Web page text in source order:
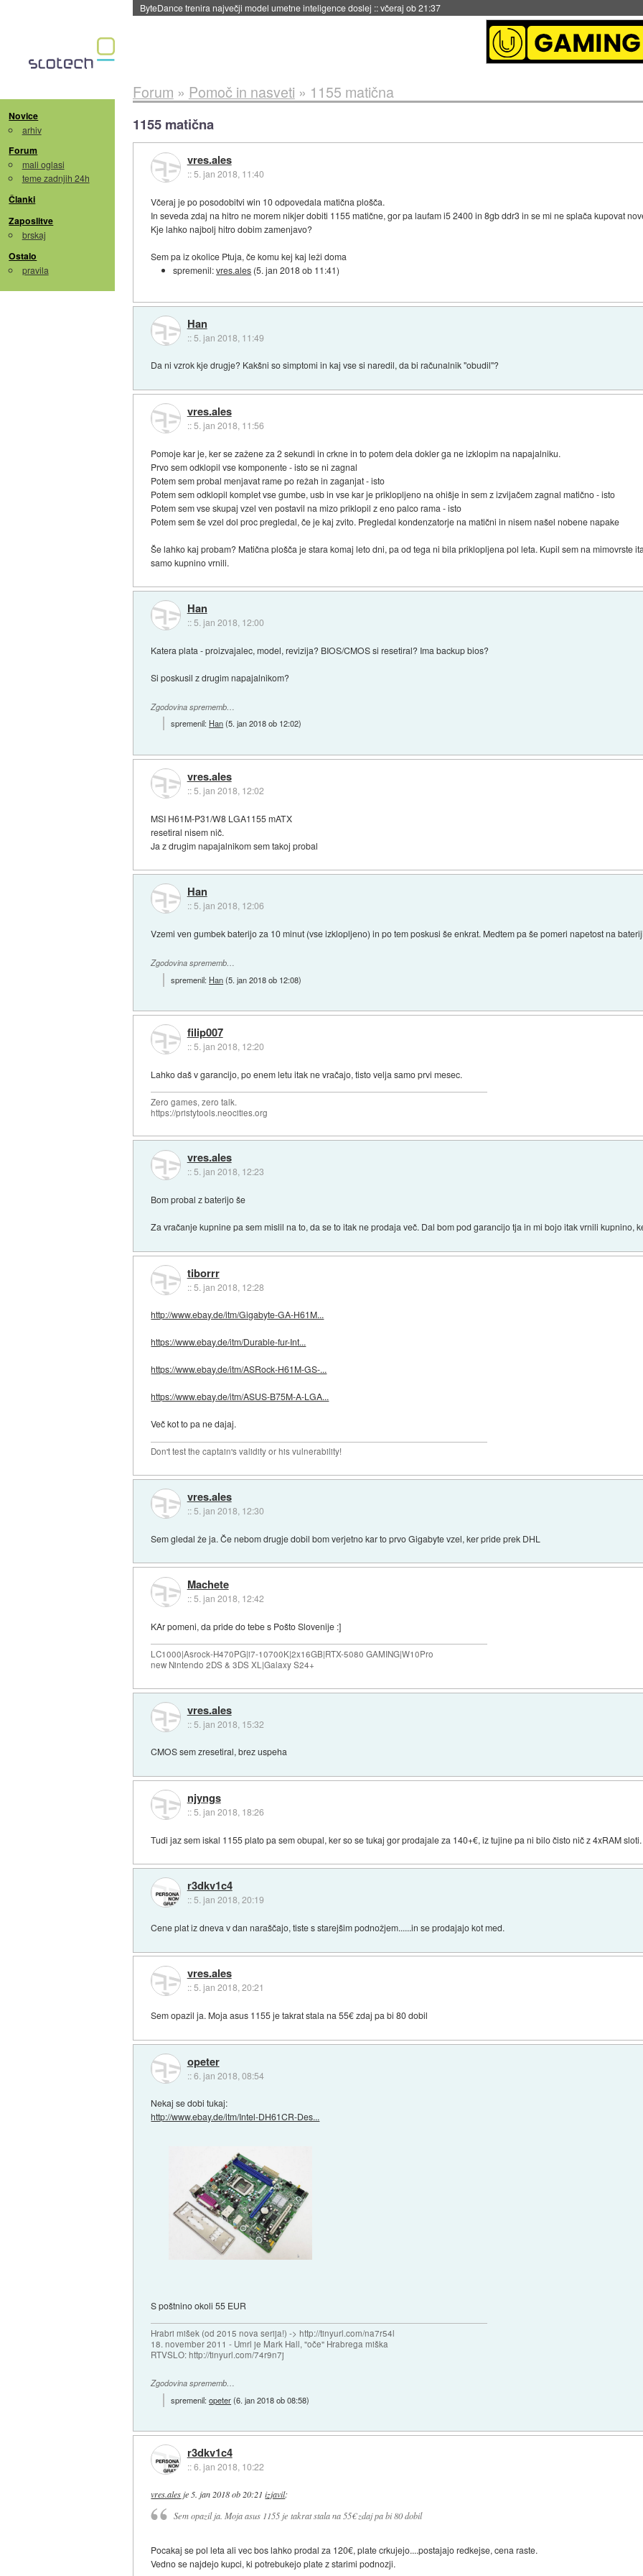
Spletne strani začele streči oglase za agente umetne inteligence::včeraj ob 21:23
Novice
arhiv
Forum
mali oglasi
teme zadnjih 24h
Članki
Zaposlitve
brskaj
Ostalo
pravila
Forum » Pomoč in nasveti » 1155 matična
1155 matična
vres.ales
::5. jan 2018, 11:40
Včeraj je po posodobitvi win 10 odpovedala matična plošča.
In seveda zdaj na hitro ne morem nikjer dobiti 1155 matične, gor pa laufam i5 2400 in 8gb ddr3 in se mi ne splača kupovat
Kje lahko najbolj hitro dobim zamenjavo?
Sem pa iz okolice Ptuja, če komu kej kaj leži doma
spremenil:vres.ales (5. jan 2018 ob 11:41)
Han
:: 5. jan 2018, 11:49
Da ni vzrok kje drugje? Kakšni so simptomi in kaj vse si naredil, da bi računalnik "obudil"?
vres.ales
::5. jan 2018, 11:56
Pomoje kar je, ker se zažene za 2 sekundi in crkne in to potem dela dokler ga ne izklopim na napajalniku.
Prvo sem odklopil vse komponente - isto se ni zagnal
Potem sem probal menjavat rame po režah in zaganjat - isto
Potem sem odklopil komplet vse gumbe, usb in vse kar je priklopljeno na ohišje in sem z izvijačem zagnal matično - isto
Potem sem vse skupaj vzel ven postavil na mizo priklopil z eno palco rama - isto
Potem sem še vzel dol proc pregledal, če je kaj zvito. Pregledal kondenzatorje na matični in nisem našel nobene napake
Še lahko kaj probam? Matična plošča je stara komaj leto dni, pa od tega ni bila priklopljena pol leta. Kupil sem na mimovrste
samo kupnino vrnili.
Han
:: 5. jan 2018, 12:00
Katera plata - proizvajalec, model, revizija? BIOS/CMOS si resetiral? Ima backup bios?
Si poskusil z drugim napajalnikom?
Zgodovina sprememb…
spremenil: Han(5. jan 2018 ob 12:02)
vres.ales
::5. jan 2018, 12:02
MSI H61M-P31/W8 LGA1155 mATX
resetiral nisem nič.
Ja z drugim napajalnikom sem takoj probal
Han
:: 5. jan 2018, 12:06
Vzemi ven gumbek baterijo za 10 minut (vse izklopljeno) in po tem poskusi še enkrat. Medtem pa še pomeri napetost na
Zgodovina sprememb…
spremenil: Han(5. jan 2018 ob 12:08)
filip007
::5. jan 2018, 12:20
Lahko daš v garancijo, po enem letu itak ne vračajo, tisto velja samo prvi mesec.
Zero games, zero talk.
https://pristytools.neocities.org
vres.ales
:: 5. jan 2018, 12:23
Bom probal z baterijo še
Za vračanje kupnine pa sem mislil na to, da se to itak ne prodaja več. Dal bom pod garancijo tja in mi bojo itak vrnili kupnino,
tiborrr
::5. jan 2018, 12:28
http://www.ebay.de/itm/Gigabyte-GA-H61M...
https://www.ebay.de/itm/Durable-fur-Int...
https://www.ebay.de/itm/ASRock-H61M-GS-...
https://www.ebay.de/itm/ASUS-B75M-A-LGA...
Več kot to pa ne dajaj.
Don't test the captain's validity or his vulnerability!
vres.ales
:: 5. jan 2018, 12:30
Sem gledal že ja. Če nebom drugje dobil bom verjetno kar to prvo Gigabyte vzel, ker pride prek DHL
Machete
::5. jan 2018, 12:42
KAr pomeni, da pride do tebe s Pošto Slovenije :]
LC1000|Asrock-H470PG|i7-10700K|2x16GB|RTX-5080 GAMING|W10Pro
new Nintendo 2DS & 3DS XL|Galaxy S24+
vres.ales
:: 5. jan 2018, 15:32
CMOS sem zresetiral, brez uspeha
njyngs
::5. jan 2018, 18:26
Tudi jaz sem iskal 1155 plato pa sem obupal, ker so se tukaj gor prodajale za 140+€, iz tujine pa ni bilo čisto nič z 4xRAM sloti.
r3dkv1c4
:: 5. jan 2018, 20:19
Cene plat iz dneva v dan naraščajo, tiste s starejšim podnožjem......in se prodajajo kot med.
vres.ales
::5. jan 2018, 20:21
Sem opazil ja. Moja asus 1155 je takrat stala na 55€ zdaj pa bi 80 dobil
opeter
::6. jan 2018, 08:54
Nekaj se dobi tukaj:
http://www.ebay.de/itm/Intel-DH61CR-Des...
S poštnino okoli 55 EUR
Hrabri mišek (od 2015 nova serija!) -> http://tinyurl.com/na7r54l
18. november 2011 - Umrl je Mark Hall, "oče" Hrabrega miška
RTVSLO: http://tinyurl.com/74r9n7j
Zgodovina sprememb…
spremenil:opeter(6. jan 2018 ob 08:58)
r3dkv1c4
::6. jan 2018, 10:22
vres.ales je 5. jan 2018 ob 20:21 izjavil:
Sem opazil ja. Moja asus 1155 je takrat stala na 55€ zdaj pa bi 80 dobil
Pocakaj se pol leta ali vec bos lahko prodal za 120€, plate crkujejo....postajajo redkejse, cena raste.
Vedno se najdejo kupci, ki potrebukejo plate z starimi podnozji.